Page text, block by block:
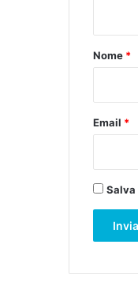
o
Nome *
Email *
Salva